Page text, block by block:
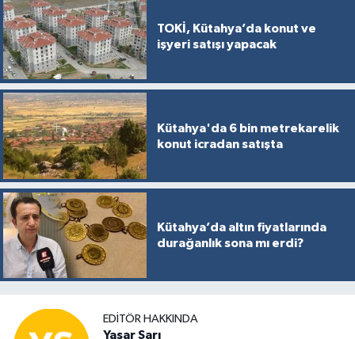
TOKİ, Kütahya’da konut ve
işyeri satışı yapacak
Kütahya'da 6 bin metrekarelik
konut icradan satışta
Kütahya’da altın fiyatlarında
durağanlık sona mı erdi?
EDITÖR HAKKINDA
Yaşar Sarı